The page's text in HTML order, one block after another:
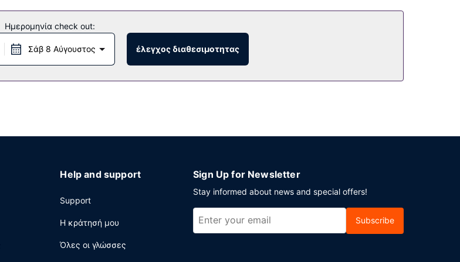
Ημερομηνία check out:
Σάβ 8 Αύγουστος έλεγχος διαθεσιμοτητας
Help and support
Support
Η κράτησή μου
Όλες οι γλώσσες
Sign Up for Newsletter
Stay informed about news and special offers!
Subscribe